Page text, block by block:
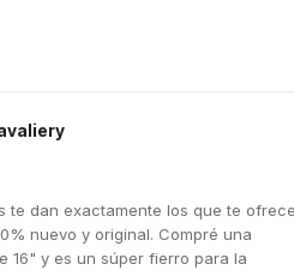
te dan exactamente los que te
nuevo y original. Compré una
16" y es un súper fierro para la